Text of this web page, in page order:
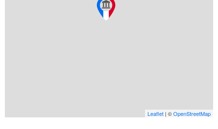
Leaflet | ©OpenStreetMap